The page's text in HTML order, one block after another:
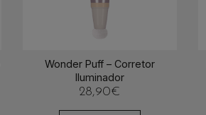
Wonder Puff – Corretor
Iluminador
28,90€